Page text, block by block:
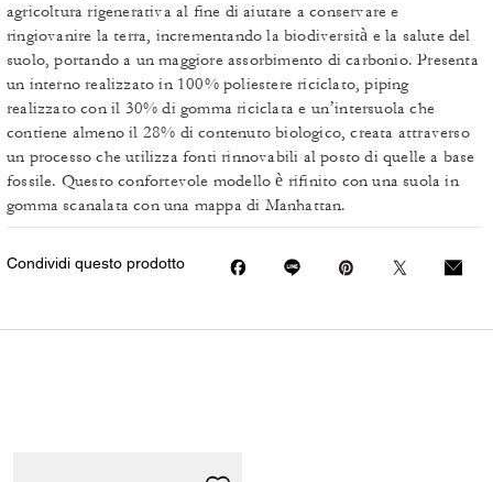
agricoltura rigenerativa al fine di aiutare a conservare e
ringiovanire la terra, incrementando la biodiversità e la salute del
suolo, portando a un maggiore assorbimento di carbonio. Presenta
un interno realizzato in 100% poliestere riciclato, piping
realizzato con il 30% di gomma riciclata e un’intersuola che
contiene almeno il 28% di contenuto biologico, creata attraverso
un processo che utilizza fonti rinnovabili al posto di quelle a base
fossile. Questo confortevole modello è rifinito con una suola in
gomma scanalata con una mappa di Manhattan.
Condividi questo prodotto